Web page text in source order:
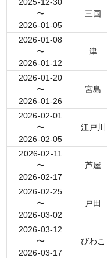
〜
2026-01-05
三国
2026-01-08
〜
2026-01-12
津
2026-01-20
〜
2026-01-26
宮島
2026-02-01
〜
2026-02-05
江戸川
2026-02-11
〜
2026-02-17
芦屋
2026-02-25
〜
2026-03-02
戸田
2026-03-12
〜
2026-03-17
びわこ